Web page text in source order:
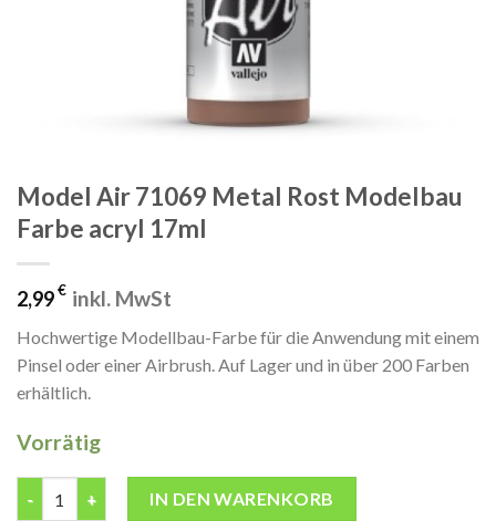
Model Air 71069 Metal Rost Modelbau
Farbe acryl 17ml
2,99€ inkl. MwSt
Hochwertige Modellbau-Farbe für die Anwendung mit einem
Pinsel oder einer Airbrush. Auf Lager und in über 200 Farben
erhältlich.
Vorrätig
IN DEN WARENKORB